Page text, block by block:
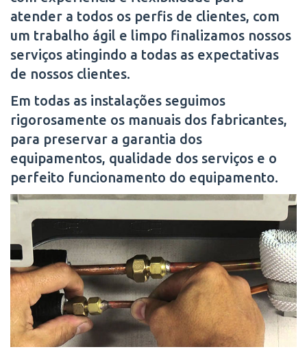
atender a todos os perfis de clientes, com
um trabalho ágil e limpo finalizamos nossos
serviços atingindo a todas as expectativas
de nossos clientes.
Em todas as instalações seguimos
rigorosamente os manuais dos fabricantes,
para preservar a garantia dos
equipamentos, qualidade dos serviços e o
perfeito funcionamento do equipamento.